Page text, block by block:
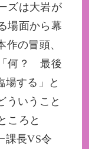
ズは大岩が
場面から幕
作の冒頭、
何？ 最後
する」と
ういうこと
ころと
課長VS令